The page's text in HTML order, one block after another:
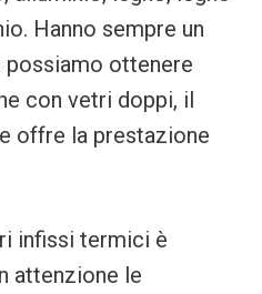
Hanno sempre un
ottenere
con vetri doppi, il
offre la prestazione
infissi termici è
attenzione le